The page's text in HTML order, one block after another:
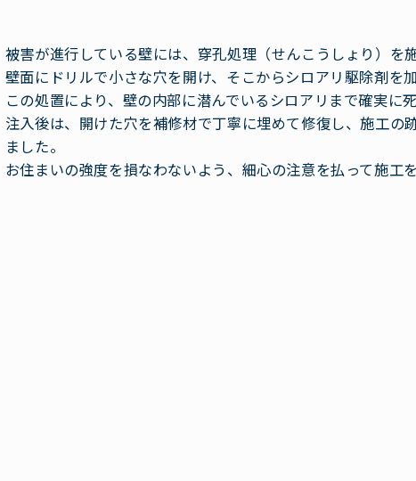
被害が進行している壁には、穿孔処理（せんこうしょり）を
壁面にドリルで小さな穴を開け、そこからシロアリ駆除剤を
この処置により、壁の内部に潜んでいるシロアリまで確実に
注入後は、開けた穴を補修材で丁寧に埋めて修復し、施工の
ました。
お住まいの強度を損なわないよう、細心の注意を払って施工